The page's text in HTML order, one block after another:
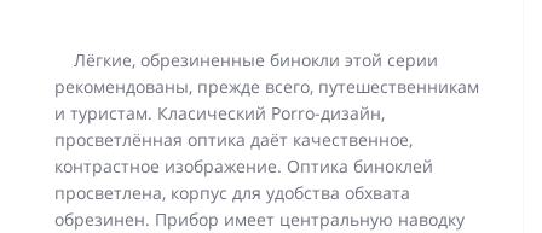
Лёгкие, обрезиненные бинокли этой серии
рекомендованы, прежде всего, путешественникам
и туристам. Класический Porro-дизайн,
просветлённая оптика даёт качественное,
контрастное изображение. Оптика биноклей
просветлена, корпус для удобства обхвата
обрезинен. Прибор имеет центральную наводку